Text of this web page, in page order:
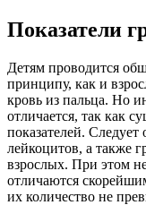
Показатели
Детям проводится
принципу, как и
кровь из пальца. Но
отличается, так как
показателей. Следует
лейкоцитов, а также
взрослых. При этом
отличаются
их количество не